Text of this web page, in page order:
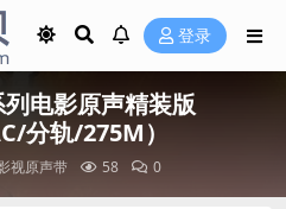
登录
电影原声精装版
分轨/275M）
视原声带 58 0